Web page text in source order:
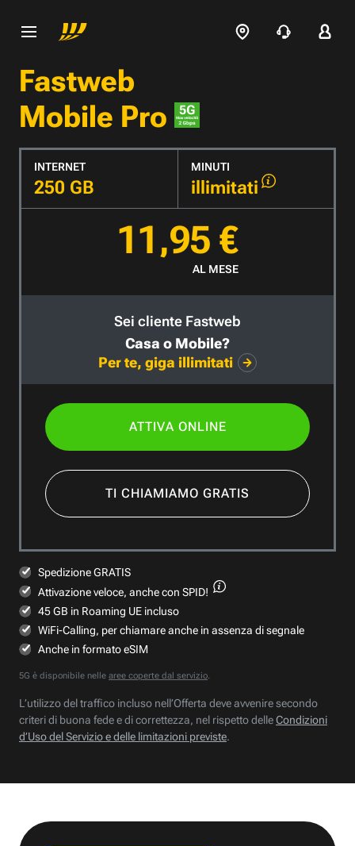
Fastweb
Mobile Pro
INTERNET
250 GB
MINUTI
illimitati
11,95 €
AL MESE
Sei cliente Fastweb
Casa o Mobile?
Per te, giga illimitati
ATTIVA ONLINE
TI CHIAMIAMO GRATIS
Spedizione GRATIS
Attivazione veloce, anche con SPID!
45 GB in Roaming UE incluso
WiFi-Calling, per chiamare anche in assenza di segnale
Anche in formato eSIM
5G è disponibile nelle aree coperte dal servizio.
L’utilizzo del traffico incluso nell’Offerta deve avvenire secondo
criteri di buona fede e di correttezza, nel rispetto delleCondizioni
d’Uso del Servizio e delle limitazioni previste.